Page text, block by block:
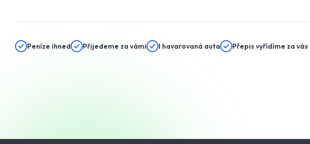
Peníze ihned Přijedeme za vámi I havarovaná auta Přepis vyřídíme za vás